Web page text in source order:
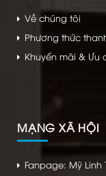
Về chúng tôi
Phương thức
Khuyến mãi & Ưu
MẠNG XÃ HỘI
Fanpage: Mỹ Linh